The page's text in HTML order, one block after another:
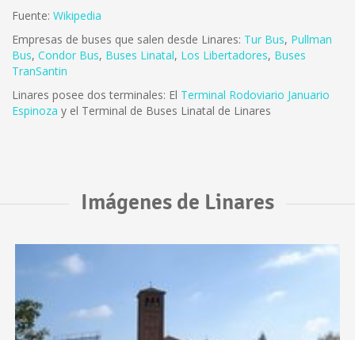
Fuente: Wikipedia
Empresas de buses que salen desde Linares: Tur Bus, Pullman
Bus, Condor Bus, Buses Linatal, Los Libertadores, Buses
TranSantin
Linares posee dos terminales: El Terminal Rodoviario Januario
Espinoza y el Terminal de Buses Linatal de Linares
Imágenes de Linares